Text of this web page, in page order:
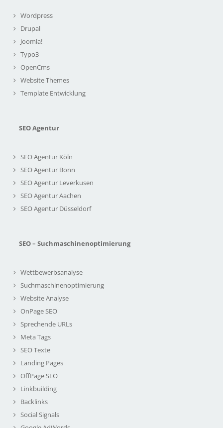
Wordpress
Drupal
Joomla!
Typo3
OpenCms
Website Themes
Template Entwicklung
SEO Agentur
SEO Agentur Köln
SEO Agentur Bonn
SEO Agentur Leverkusen
SEO Agentur Aachen
SEO Agentur Düsseldorf
SEO – Suchmaschinenoptimierung
Wettbewerbsanalyse
Suchmaschinenoptimierung
Website Analyse
OnPage SEO
Sprechende URLs
Meta Tags
SEO Texte
Landing Pages
OffPage SEO
Linkbuilding
Backlinks
Social Signals